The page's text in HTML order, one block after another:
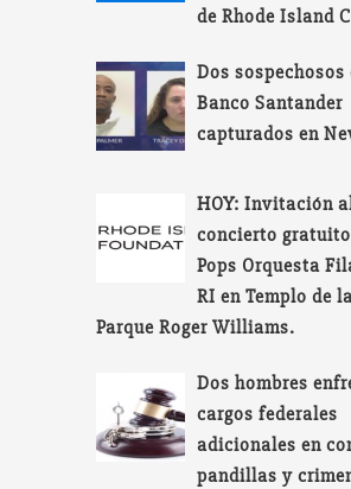
de Rhode Island
Dos sospechosos
Banco Santander
capturados en
HOY: Invitación
concierto gratuito
Pops Orquesta
RI en Templo de
Parque Roger Williams.
Dos hombres
cargos federales
adicionales en
pandillas y